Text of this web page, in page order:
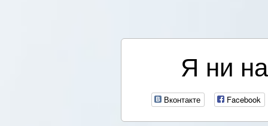
Я ни
Вконтакте Facebook